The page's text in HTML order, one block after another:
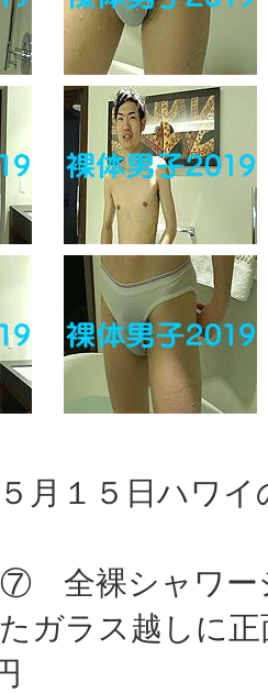
月１５日ハワ
⑦ 全裸シャワー
ガラス越しに